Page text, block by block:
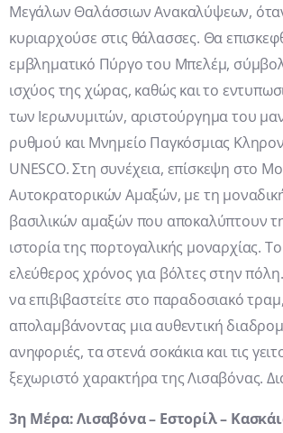
Μεγάλων Θαλάσσιων Ανακαλύψεων,
κυριαρχούσε στις θάλασσες. Θα
εμβληματικό Πύργο του Μπελέμ,
ισχύος της χώρας, καθώς και το
των Ιερωνυμιτών, αριστούργημα του
ρυθμού και Μνημείο Παγκόσμιας
UNESCO. Στη συνέχεια, επίσκεψη στο
Αυτοκρατορικών Αμαξών, με τη
βασιλικών αμαξών που αποκαλύπτουν
ιστορία της πορτογαλικής μοναρχίας.
ελεύθερος χρόνος για βόλτες στην
να επιβιβαστείτε στο παραδοσιακό τραμ,
απολαμβάνοντας μια αυθεντική
ανηφοριές, τα στενά σοκάκια και τις
ξεχωριστό χαρακτήρα της Λισαβόνας.
3η Μέρα: Λισαβόνα – Εστορίλ –